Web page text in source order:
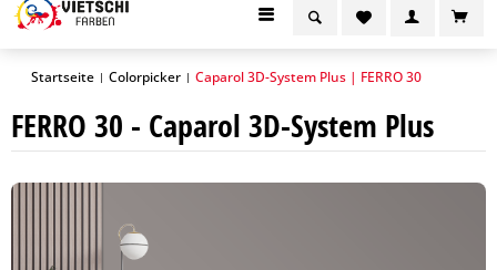
Startseite | Colorpicker | Caparol 3D-System Plus | FERRO 30
FERRO 30 - Caparol 3D-System Plus